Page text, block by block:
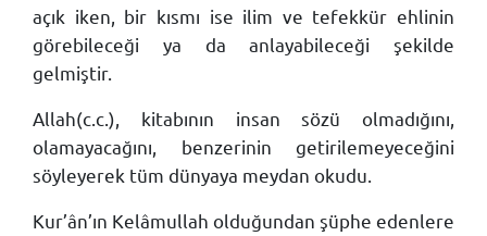
açık iken, bir kısmı ise ilim ve tefekkür ehlinin
görebileceği ya da anlayabileceği şekilde
gelmiştir.
Allah(c.c.), kitabının insan sözü olmadığını,
olamayacağını, benzerinin getirilemeyeceğini
söyleyerek tüm dünyaya meydan okudu.
Kur’ân’ın Kelâmullah olduğundan şüphe edenlere